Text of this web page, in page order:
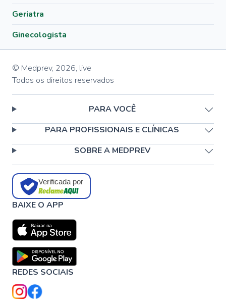
Geriatra
Ginecologista
© Medprev, 2026, live
Todos os direitos reservados
PARA VOCÊ
PARA PROFISSIONAIS E CLÍNICAS
SOBRE A MEDPREV
Verificada por
BAIXE O APP
REDES SOCIAIS